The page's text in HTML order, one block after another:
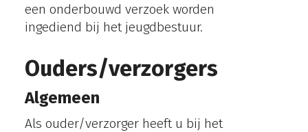
een onderbouwd verzoek worden
ingediend bij het jeugdbestuur.
Ouders/verzorgers
Algemeen
Als ouder/verzorger heeft u bij het